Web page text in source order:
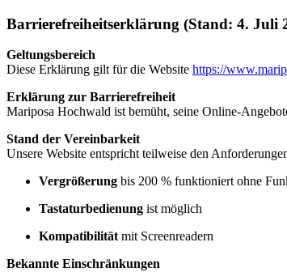
Barrierefreiheitserklärung (Stand: 4. Juli
Geltungsbereich
Diese Erklärung gilt für die Website https://
Erklärung zur Barrierefreiheit
Mariposa Hochwald ist bemüht, seine Online-
Stand der Vereinbarkeit
Unsere Website entspricht teilweise den
Vergrößerung bis 200 % funktioniert ohne
Tastaturbedienung ist möglich
Kompatibilitätmit Screenreadern
Bekannte Einschränkungen